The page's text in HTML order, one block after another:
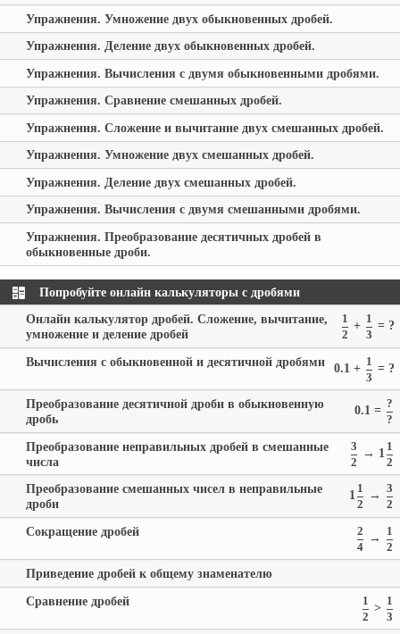
Упражнения. Умножение двух обыкновенных дробей.
Упражнения. Деление двух обыкновенных дробей.
Упражнения. Вычисления с двумя обыкновенными дробями.
Упражнения. Сравнение смешанных дробей.
Упражнения. Сложение и вычитание двух смешанных дробей.
Упражнения. Умножение двух смешанных дробей.
Упражнения. Деление двух смешанных дробей.
Упражнения. Вычисления с двумя смешанными дробями.
Упражнения. Преобразование десятичных дробей в
обыкновенные дроби.
Попробуйте онлайн калькуляторы с дробями
1
2
+ 1
3
= ?
Онлайн калькулятор дробей. Сложение, вычитание,
умножение и деление дробей
0.1 + 1
3
= ?
Вычисления с обыкновенной и десятичной дробями
0.1 = ?
?
Преобразование десятичной дроби в обыкновенную
дробь
3
2
→ 1 1
2
Преобразование неправильных дробей в смешанные
числа
1 1
2
→
3
2
Преобразование смешанных чисел в неправильные
дроби
2
4
→
1
2
Сокращение дробей
Приведение дробей к общему знаменателю
1
2
> 1
3
Сравнение дробей